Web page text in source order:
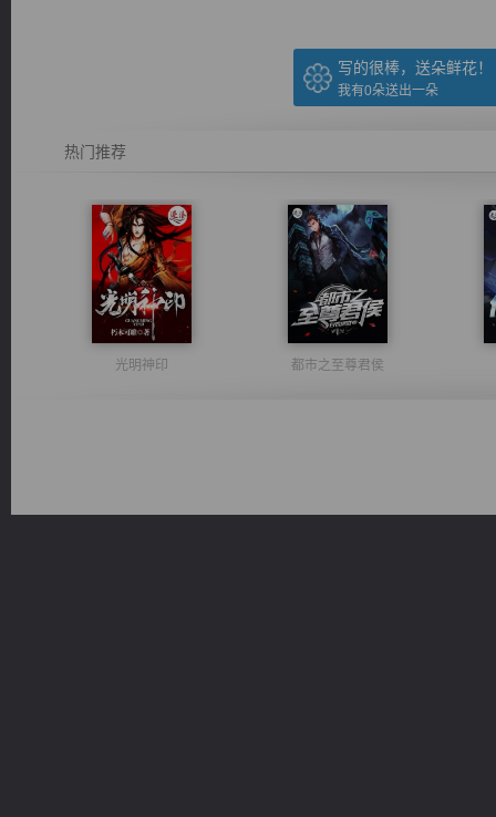
写的很棒，送朵鲜花！
我有0朵送出一朵
热门推荐
光明神印 都市之至尊君侯